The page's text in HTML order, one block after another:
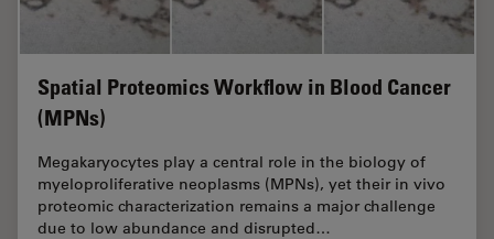
Spatial Proteomics Workflow in Blood Cancer
(MPNs)
Megakaryocytes play a central role in the biology of
myeloproliferative neoplasms (MPNs), yet their in vivo
proteomic characterization remains a major challenge
due to low abundance and disrupted…